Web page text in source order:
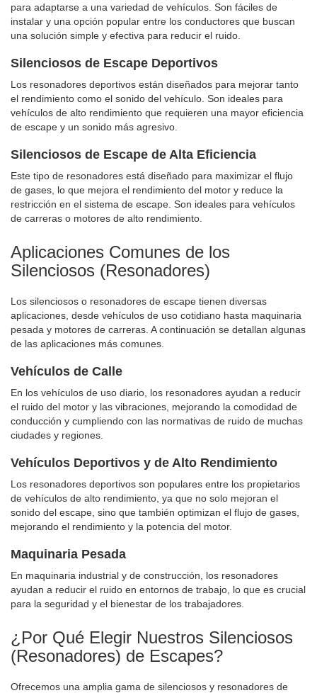
para adaptarse a una variedad de vehículos. Son fáciles de
instalar y una opción popular entre los conductores que buscan
una solución simple y efectiva para reducir el ruido.
Silenciosos de Escape Deportivos
Los resonadores deportivos están diseñados para mejorar tanto
el rendimiento como el sonido del vehículo. Son ideales para
vehículos de alto rendimiento que requieren una mayor eficiencia
de escape y un sonido más agresivo.
Silenciosos de Escape de Alta Eficiencia
Este tipo de resonadores está diseñado para maximizar el flujo
de gases, lo que mejora el rendimiento del motor y reduce la
restricción en el sistema de escape. Son ideales para vehículos
de carreras o motores de alto rendimiento.
Aplicaciones Comunes de los
Silenciosos (Resonadores)
Los silenciosos o resonadores de escape tienen diversas
aplicaciones, desde vehículos de uso cotidiano hasta maquinaria
pesada y motores de carreras. A continuación se detallan algunas
de las aplicaciones más comunes.
Vehículos de Calle
En los vehículos de uso diario, los resonadores ayudan a reducir
el ruido del motor y las vibraciones, mejorando la comodidad de
conducción y cumpliendo con las normativas de ruido de muchas
ciudades y regiones.
Vehículos Deportivos y de Alto Rendimiento
Los resonadores deportivos son populares entre los propietarios
de vehículos de alto rendimiento, ya que no solo mejoran el
sonido del escape, sino que también optimizan el flujo de gases,
mejorando el rendimiento y la potencia del motor.
Maquinaria Pesada
En maquinaria industrial y de construcción, los resonadores
ayudan a reducir el ruido en entornos de trabajo, lo que es crucial
para la seguridad y el bienestar de los trabajadores.
¿Por Qué Elegir Nuestros Silenciosos
(Resonadores) de Escapes?
Ofrecemos una amplia gama de silenciosos y resonadores de